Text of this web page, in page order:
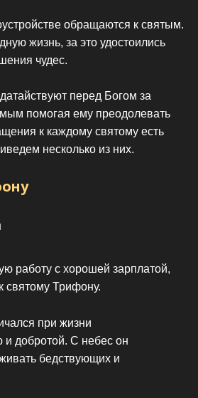
обращаются к святым.
жизнь, за это удостоились
чудес.
перед Богом за
помогая ему преодолевать
к каждому святому есть
несколько из них.
работу с хорошей зарплатой,
святому Трифону.
при жизни
и добротой. С небес он
бедствующих и